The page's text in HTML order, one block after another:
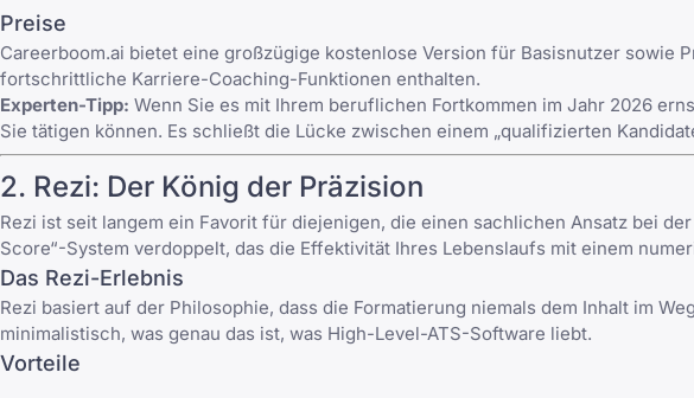
Preise
Careerboom.ai bietet eine großzügige kostenlose Version für Basisnutzer sowie
fortschrittliche Karriere-Coaching-Funktionen enthalten.
Experten-Tipp: Wenn Sie es mit Ihrem beruflichen Fortkommen im Jahr 2026
Sie tätigen können. Es schließt die Lücke zwischen einem „qualifizierten
2. Rezi: Der König der Präzision
Rezi ist seit langem ein Favorit für diejenigen, die einen sachlichen Ansatz bei
Score“-System verdoppelt, das die Effektivität Ihres Lebenslaufs mit einem
Das Rezi-Erlebnis
Rezi basiert auf der Philosophie, dass die Formatierung niemals dem Inhalt im
minimalistisch, was genau das ist, was High-Level-ATS-Software liebt.
Vorteile